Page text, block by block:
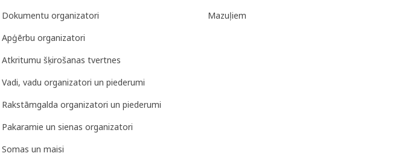
Dokumentu organizatori
Apģērbu organizatori
Atkritumu šķirošanas tvertnes
Vadi, vadu organizatori un piederumi
Rakstāmgalda organizatori un piederumi
Pakaramie un sienas organizatori
Somas un maisi
Mazuļiem